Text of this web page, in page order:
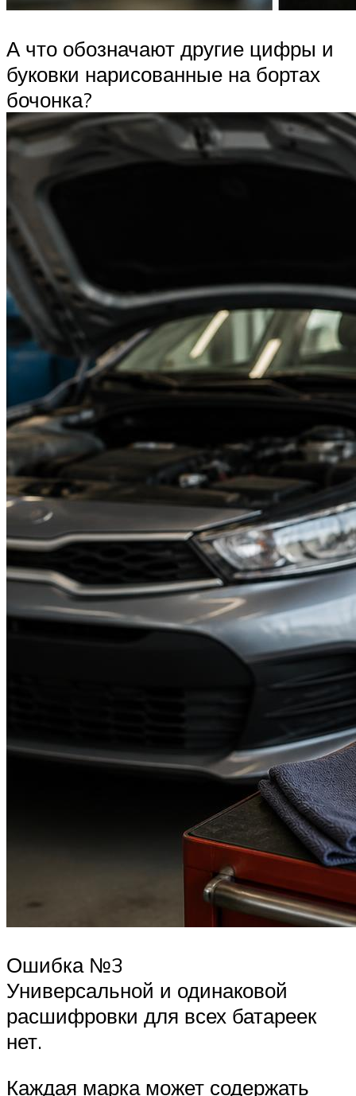
А что обозначают другие цифры и
буковки нарисованные на бортах
бочонка?
Ошибка №3
Универсальной и одинаковой
расшифровки для всех батареек
нет.
Каждая марка может содержать